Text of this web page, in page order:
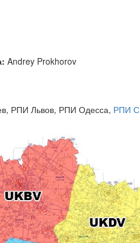
Andrey Prokhorov
, РПИ Львов, РПИ Одесса, РПИ